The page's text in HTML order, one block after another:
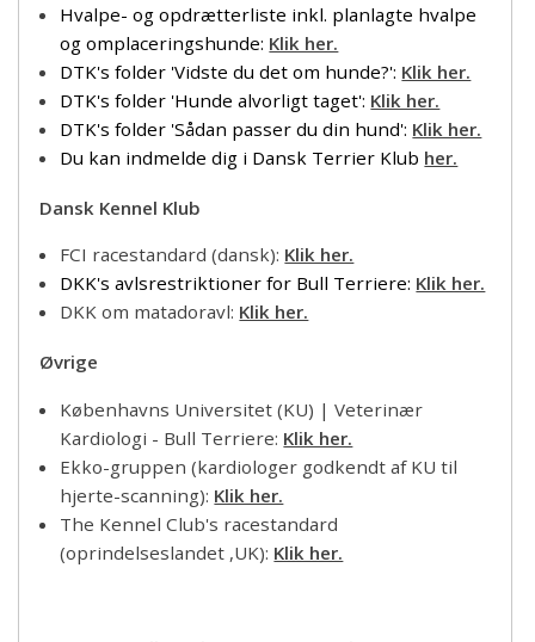
Hvalpe- og opdrætterliste inkl. planlagte hvalpe
og omplaceringshunde: Klik her.
DTK's folder 'Vidste du det om hunde?': Klik her.
DTK's folder 'Hunde alvorligt taget': Klik her.
DTK's folder 'Sådan passer du din hund': Klik her.
Du kan indmelde dig i Dansk Terrier Klub her.
Dansk Kennel Klub
FCI racestandard (dansk): Klik her.
DKK's avlsrestriktioner for Bull Terriere: Klik her.
DKK om matadoravl: Klik her.
Øvrige
Københavns Universitet (KU) | Veterinær
Kardiologi - Bull Terriere: Klik her.
Ekko-gruppen (kardiologer godkendt af KU til
hjerte-scanning): Klik her.
The Kennel Club's racestandard
(oprindelseslandet ,UK): Klik her.